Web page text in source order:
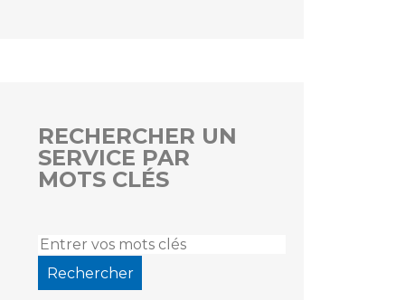
RECHERCHER UN
SERVICE PAR
MOTS CLÉS